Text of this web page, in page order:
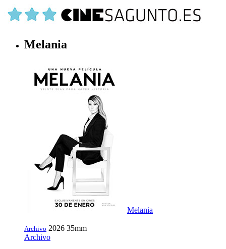
Melania
Melania
Archivo 2026 35mm
Archivo